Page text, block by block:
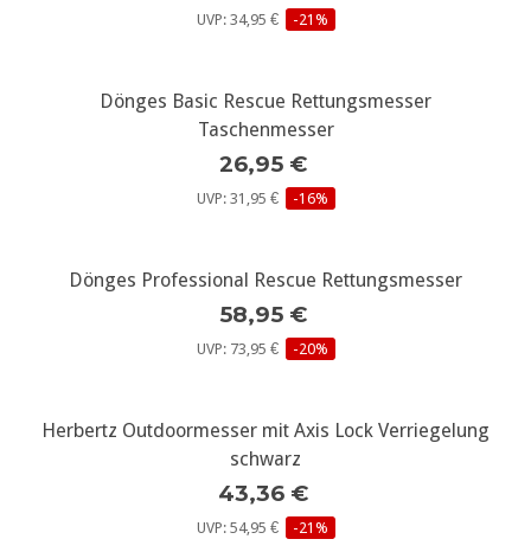
UVP: 34,95 € -21%
Dönges Basic Rescue Rettungsmesser
Taschenmesser
26,95 €
UVP: 31,95 € -16%
Dönges Professional Rescue Rettungsmesser
58,95 €
UVP: 73,95 € -20%
Herbertz Outdoormesser mit Axis Lock Verriegelung
schwarz
43,36 €
UVP: 54,95 € -21%